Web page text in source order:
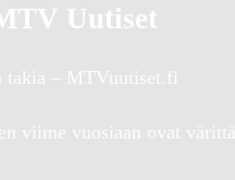
Uutiset
takia – MTVuutiset.fi
viime vuosiaan ovat